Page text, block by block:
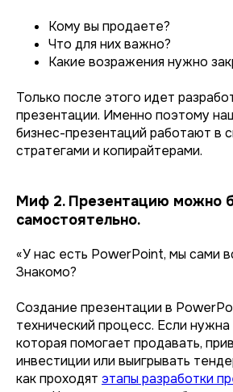
Кому вы продаете?
Что для них важно?
Какие возражения нужно
Только после этого идет
презентации. Именно поэтому
бизнес-презентаций работают в
стратегами и копирайтерами.
Миф 2. Презентацию можно
самостоятельно.
«У нас есть PowerPoint, мы сами
Знакомо?
Создание презентации в
технический процесс. Если нужна
которая помогает продавать,
инвестиции или выигрывать
как проходят этапы разработки